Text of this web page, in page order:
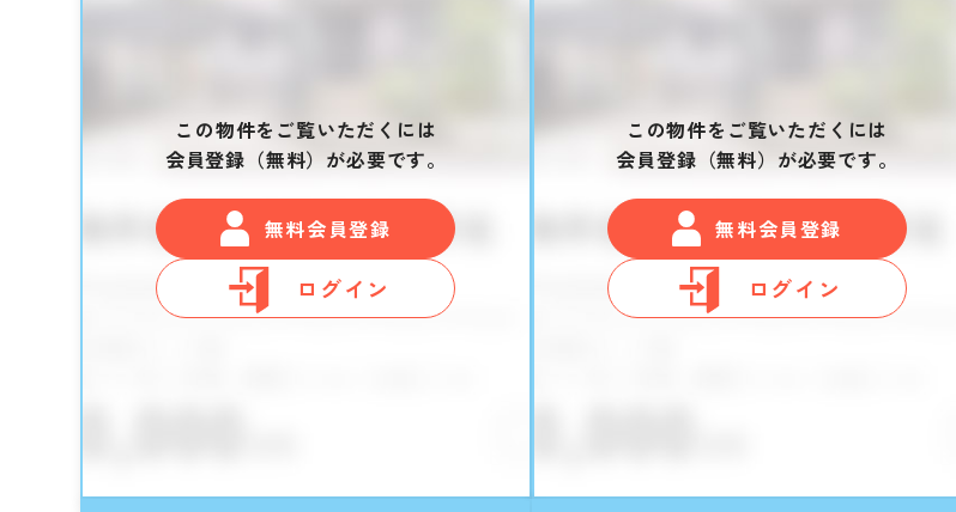
この物件をご覧いただくには
会員登録（無料）が必要です。
無料会員登録
ログイン
この物件をご覧いただくには
会員登録（無料）が必要です。
無料会員登録
ログイン